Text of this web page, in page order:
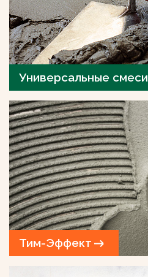
Универсальные смеси
Тим-Эффект